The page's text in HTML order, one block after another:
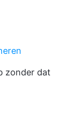
zonder dat